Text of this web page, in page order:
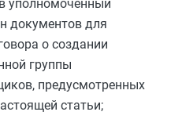
уполномоченный
документов для
о создании
группы
предусмотренных
статьи;